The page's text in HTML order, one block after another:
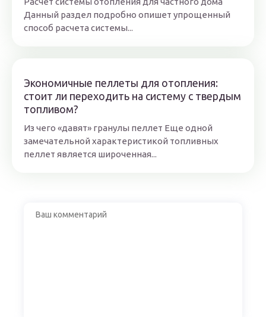
Данный раздел подробно опишет упрощенный
способ расчета системы...
Экономичные пеллеты для отопления:
стоит ли переходить на систему с твердым
топливом?
Из чего «давят» гранулы пеллет Еще одной
замечательной характеристикой топливных
пеллет является широченная...